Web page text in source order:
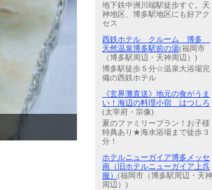
海が見えるカウンター「鮨
地下鉄中洲川端駅徒歩すぐ。天
神地区、博多駅地区にも好アク
セス
西鉄ホテル クルーム 博多
天然温泉博多駅前の湯(福岡市
（博多駅周辺・天神周辺）)
博多駅徒歩５分☆温泉大浴場完
備の西鉄ホテル
《玄界灘直送》地元の食がうま
い！海辺の料理小宿 はつしろ
(太宰府・宗像)
夏のファミリープラン！お子様
特典あり★海水浴場まで徒歩３
分！
ホテルニューガイア博多メッセ
南（旧ホテルニューガイア上呉
服） (福岡市（博多駅周辺・天神
周辺）)